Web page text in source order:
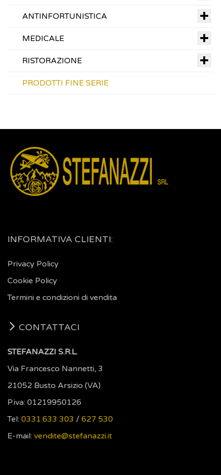
ANTINFORTUNISTICA
MEDICALE
RISTORAZIONE
PRODOTTI FINE SERIE
INFORMATIVA CLIENTI:
Privacy Policy
Cookie Policy
Termini e condizioni di vendita
CONTATTACI
STEFANAZZI S.R.L.
Via Francesco Nannetti, 3
21052 Busto Arsizio (VA)
P.iva: 01219950126
Tel: 0331.633 303 / 627 530
E-mail: vendite@stefanazzi.it